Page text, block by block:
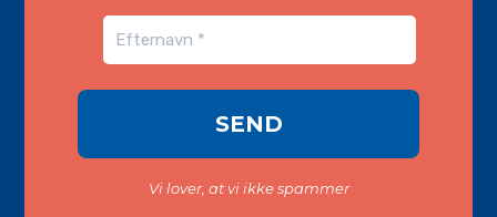
Vi lover, at vi ikke spammer